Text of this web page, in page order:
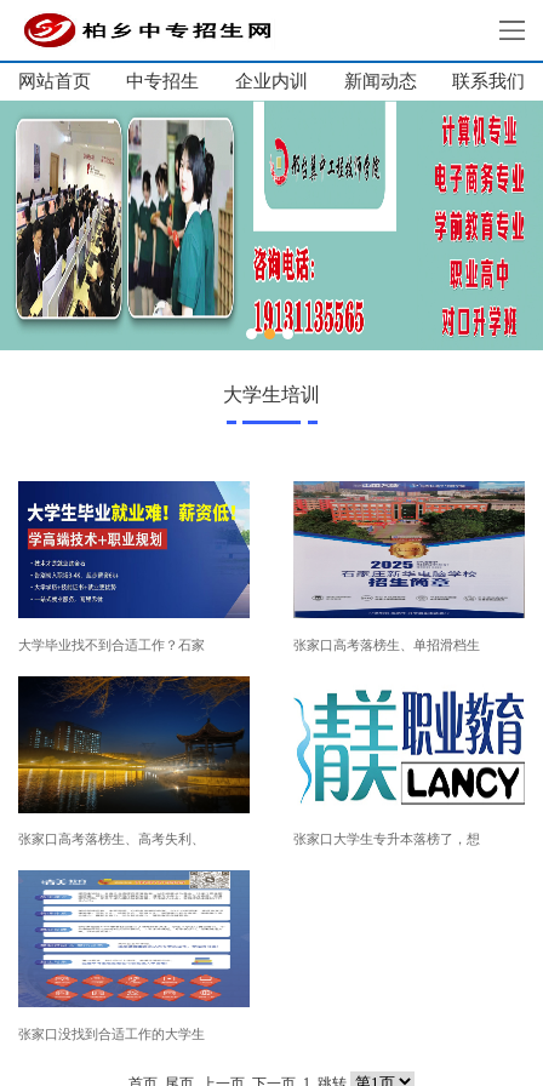
网站首页
中专招生
单招集训
大学生培训
企业内训
关于我们
网站首页 中专招生 企业内训 新闻动态 联系我们
大学生培训
大学毕业找不到合适工作？石家 张家口高考落榜生、单招滑档生
张家口高考落榜生、高考失利、 张家口大学生专升本落榜了，想
张家口没找到合适工作的大学生